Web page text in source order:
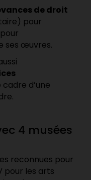
de droit
pour
ses œuvres.
d’une
4 musées
reconnues pour
pour les arts